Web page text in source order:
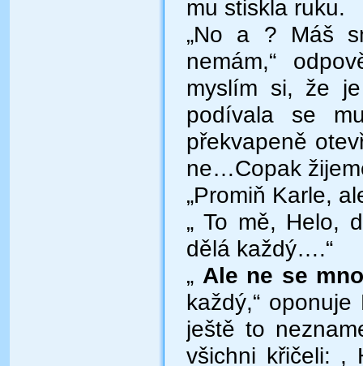
mu stiskla ruku.
„No a ? Máš
nemám,“
myslím si, že
podívala se
překvapeně
ne…Copak
„Promiň Karle,
„ To mě, Helo,
dělá každý….“
„ Ale ne se
každý,“
ještě to
všichni křičeli: ,